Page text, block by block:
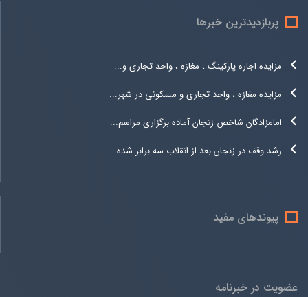
پربازدیدترین خبرها
مزایده اجاره پارکینگ ، مغازه ، واحد تجاری و...
مزایده مغازه ، واحد تجاری و مسکونی در شهر...
امامزادگان شاخص زنجان آماده برگزاری مراسم...
رشد وقف در زنجان بعد از انقلاب سه برابر شده...
پیوندهای مفید
عضویت در خبرنامه